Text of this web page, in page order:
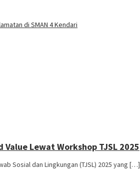
di SMAN 4 Kendari
Lewat Workshop TJSL 2025
Sosial dan Lingkungan (TJSL) 2025 yang […]